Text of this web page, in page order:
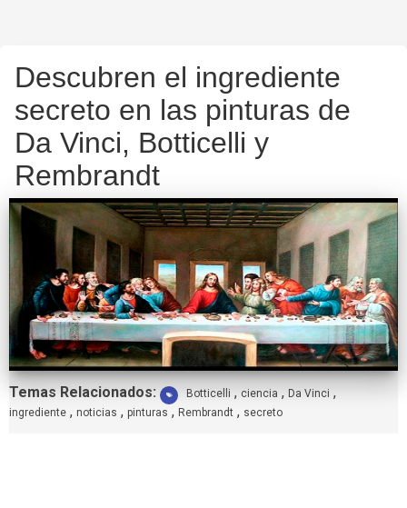
Descubren el ingrediente
secreto en las pinturas de
Da Vinci, Botticelli y
Rembrandt
Temas Relacionados: Etiquetas:
Botticelli , ciencia , Da Vinci ,
ingrediente , noticias , pinturas , Rembrandt , secreto